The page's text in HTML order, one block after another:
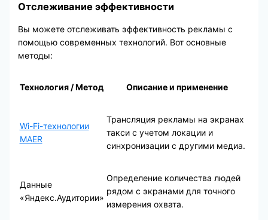
Отслеживание эффективности
Вы можете отслеживать эффективность рекламы с
помощью современных технологий. Вот основные
методы:
Технология / Метод Описание и применение
Wi-Fi-технологии
MAER
Трансляция рекламы на экранах
такси с учетом локации и
синхронизации с другими медиа.
Данные
«Яндекс.Аудитории»
Определение количества людей
рядом с экранами для точного
измерения охвата.